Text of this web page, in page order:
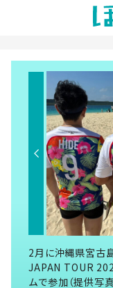
2月に沖縄県宮古
JAPAN TOUR
ムで参加（提供写真